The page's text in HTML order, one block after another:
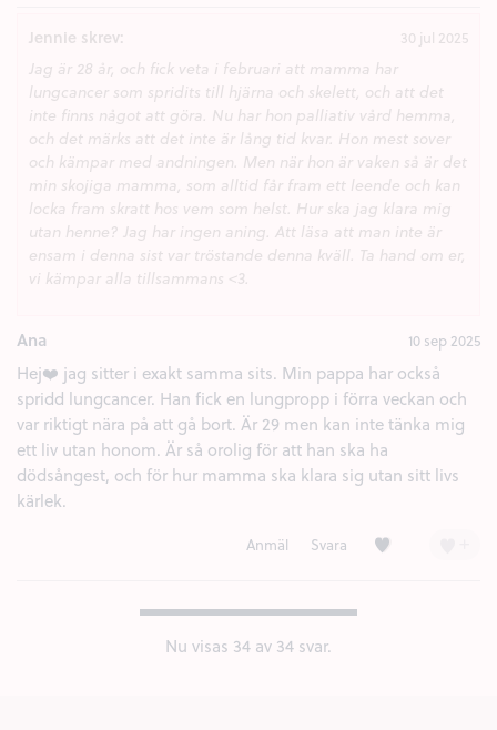
Jennie skrev: 30 jul 2025
Jag är 28 år, och fick veta i februari att mamma har
lungcancer som spridits till hjärna och skelett, och att det
inte finns något att göra. Nu har hon palliativ vård hemma,
och det märks att det inte är lång tid kvar. Hon mest sover
och kämpar med andningen. Men när hon är vaken så är det
min skojiga mamma, som alltid får fram ett leende och kan
locka fram skratt hos vem som helst. Hur ska jag klara mig
utan henne? Jag har ingen aning. Att läsa att man inte är
ensam i denna sist var tröstande denna kväll. Ta hand om er,
vi kämpar alla tillsammans <3.
Ana 10 sep 2025
Hej❤️ jag sitter i exakt samma sits. Min pappa har också
spridd lungcancer. Han fick en lungpropp i förra veckan och
var riktigt nära på att gå bort. Är 29 men kan inte tänka mig
ett liv utan honom. Är så orolig för att han ska ha
dödsångest, och för hur mamma ska klara sig utan sitt livs
kärlek.
Anmäl Svara Kärlek (6)
Nu visas 34 av 34 svar.